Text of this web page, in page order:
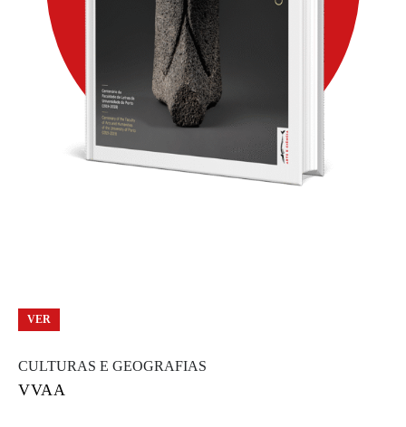
VER
CULTURAS E GEOGRAFIAS
VVAA